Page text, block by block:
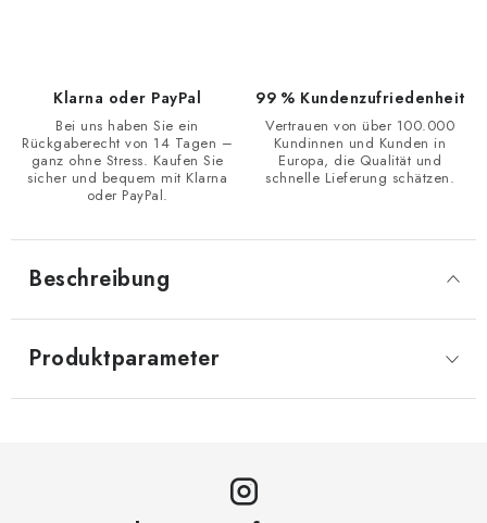
Klarna oder PayPal
Bei uns haben Sie ein
Rückgaberecht von 14 Tagen –
ganz ohne Stress. Kaufen Sie
sicher und bequem mit Klarna
oder PayPal.
99 % Kundenzufriedenheit
Vertrauen von über 100.000
Kundinnen und Kunden in
Europa, die Qualität und
schnelle Lieferung schätzen.
Beschreibung
Produktparameter